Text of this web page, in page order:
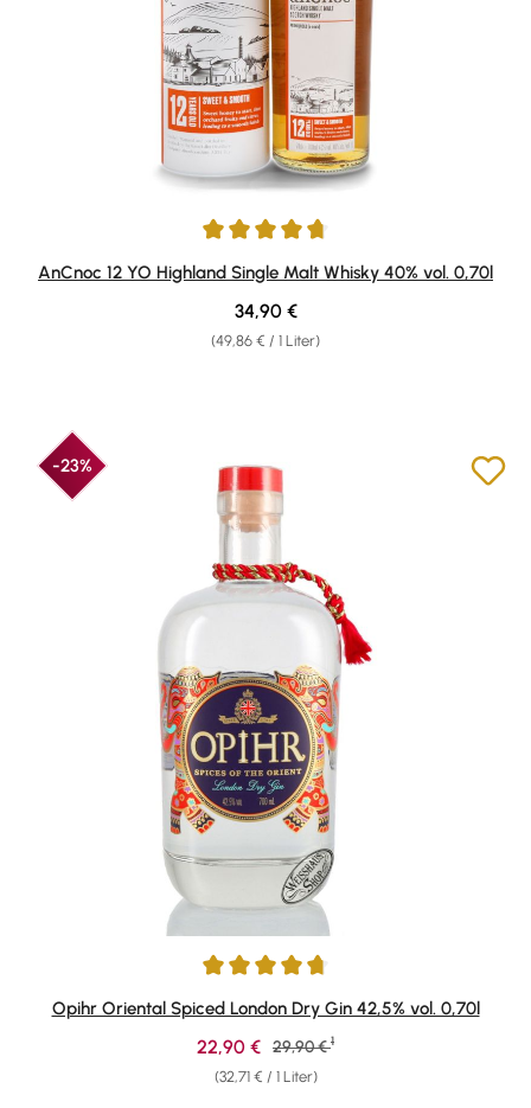
Durchschnittliche Bewertung von 4.65 von 5 Sternen
AnCnoc 12 YO Highland Single Malt Whisky 40% vol. 0,70l
(49,86 € / 1 Liter)
Regulärer Preis:
34,90 €
-23%
Durchschnittliche Bewertung von 4.72 von 5 Sternen
Opihr Oriental Spiced London Dry Gin 42,5% vol. 0,70l
(32,71 € / 1 Liter)
Verkaufspreis:
22,90 € Regulärer Preis:
29,90 € 1